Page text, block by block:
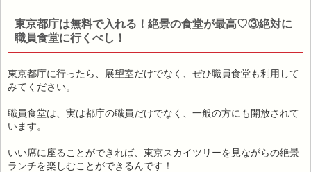
東京都庁は無料で入れる！絶景の食堂が最高♡③絶対に
職員食堂に行くべし！
東京都庁に行ったら、展望室だけでなく、ぜひ職員食堂も利用して
みてください。
職員食堂は、実は都庁の職員だけでなく、一般の方にも開放されて
います。
いい席に座ることができれば、東京スカイツリーを見ながらの絶景
ランチを楽しむことができるんです！